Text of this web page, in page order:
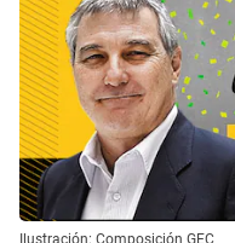
Ilustración: Composición GEC